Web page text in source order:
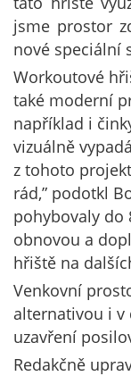
jsme prostor
nové speciální
Workoutové
také moderní
například i
vizuálně
z tohoto
rád,” podotkl
pohybovaly do
obnovou a
hřiště na
Venkovní
alternativou i v
uzavření
Redakčně